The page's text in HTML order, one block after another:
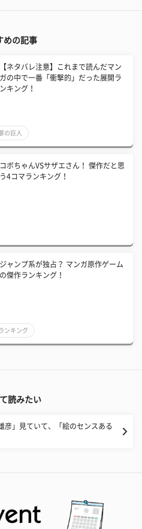
めの記事
【ネタバレ注意】これまで読んだマン
ガの中で一番「衝撃的」だった展開ラ
ンキング！
の巨人
コボちゃんVSサザエさん！ 傑作だと思
う4コマランキング！
ジャンプ系が独占？ マンガ原作ゲーム
の傑作ランキング！
ンキング
読みたい
彦」見ていて、「絵のセンスある